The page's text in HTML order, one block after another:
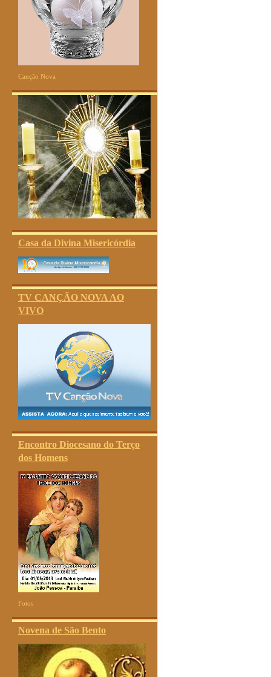
Canção Nova
Casa da Divina Misericórdia
TV CANÇÃO NOVA AO
VIVO
Encontro Diocesano do Terço
dos Homens
Fotos
Novena de São Bento